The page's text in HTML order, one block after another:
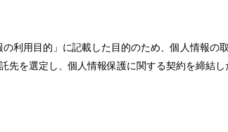
利用目的」に記載した目的のため、個人情報の
を選定し、個人情報保護に関する契約を締結し